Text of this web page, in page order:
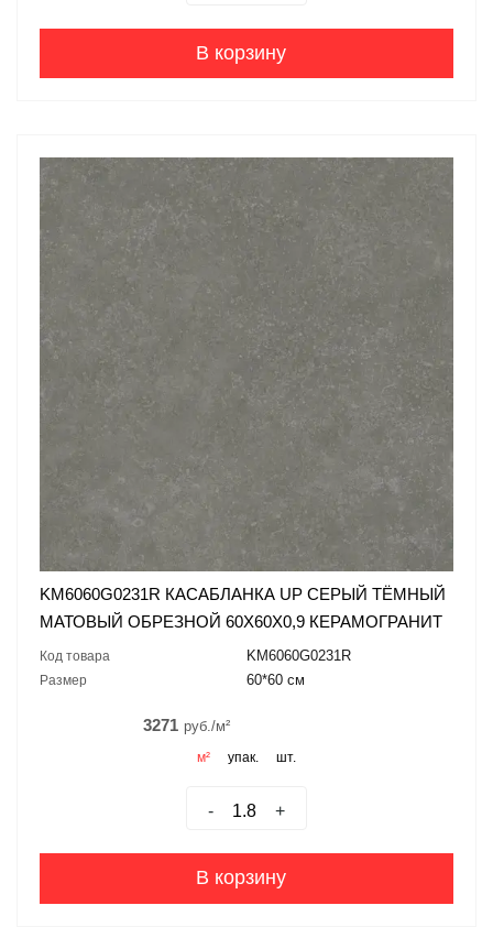
В корзину
KM6060G0231R КАСАБЛАНКА UP СЕРЫЙ ТЁМНЫЙ
МАТОВЫЙ ОБРЕЗНОЙ 60X60X0,9 КЕРАМОГРАНИТ
Код товара KM6060G0231R
Размер 60*60 см
3271 руб./м²
м² упак. шт.
- +
В корзину